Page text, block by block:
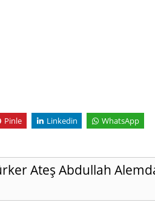
Pinle Linkedin WhatsApp
Ateş Abdullah